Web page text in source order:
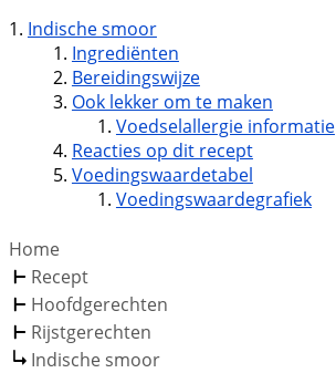
Indische smoor
Ingrediënten
Bereidingswijze
Ook lekker om te maken
Voedselallergie informatie
Reacties op dit recept
Voedingswaardetabel
Voedingswaardegrafiek
Home
Recept
Hoofdgerechten
Rijstgerechten
Indische smoor